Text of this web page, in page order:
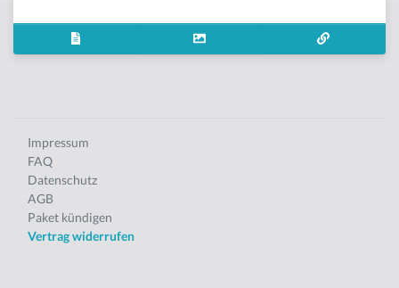
Impressum
FAQ
Datenschutz
AGB
Paket kündigen
Vertrag widerrufen